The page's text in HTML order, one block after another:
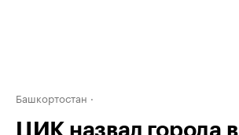
Башкортостан
ЦИК назвал города в